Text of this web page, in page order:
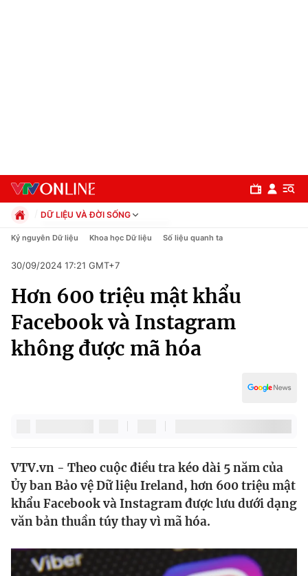
Chuyên mục
Chính trị
Xã hội
Thế giới
Tin tức
Thế giới đó đây
Câu chuyện quốc tế
Kinh tế
Thị trường
Dữ liệu và đời sống
DỮ LIỆU VÀ ĐỜI SỐNG
Chính trị
Pháp luật
Kinh tế
Thể thao
Truyền hình
Văn hóa - Giải trí
Y tế
Kỷ nguyên Dữ liệu Khoa học Dữ liệu Số liệu quanh ta
30/09/2024 17:21 GMT+7
Hơn 600 triệu mật khẩu
Facebook và Instagram
không được mã hóa
VTV.vn - Theo cuộc điều tra kéo dài 5 năm của
Ủy ban Bảo vệ Dữ liệu Ireland, hơn 600 triệu mật
khẩu Facebook và Instagram được lưu dưới dạng
văn bản thuần túy thay vì mã hóa.